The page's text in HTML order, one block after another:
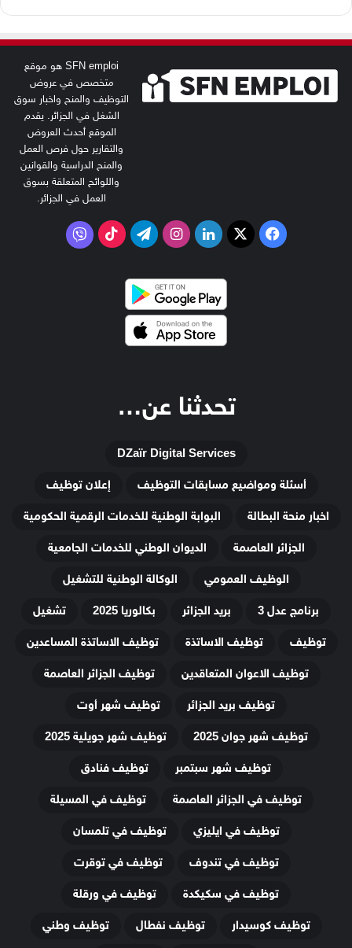
SFN emploi هو موقع
متخصص في عروض
التوظيف والمنح واخبار سوق
الشغل في الجزائر. يقدم
الموقع أحدث العروض
والتقارير حول فرص العمل
والمنح الدراسية والقوانين
واللوائح المتعلقة بسوق
العمل في الجزائر.
فيسبوك
‫X لينكدإنانستقرامتيلقرام‫TikTokفايبر
تحدثنا عن…
DZaïr Digital Services
أسئلة ومواضيع مسابقات التوظيف
إعلان توظيف
اخبار منحة البطالة
البوابة الوطنية للخدمات الرقمية الحكومية
الجزائر العاصمة
الديوان الوطني للخدمات الجامعية
الوظيف العمومي
الوكالة الوطنية للتشغيل
برنامج عدل 3
بريد الجزائر بكالوريا 2025
تشغيل
توظيف
توظيف الاساتذة
توظيف الاساتذة المساعدين
توظيف الاعوان المتعاقدين
توظيف الجزائر العاصمة
توظيف بريد الجزائر
توظيف شهر أوت
توظيف شهر جوان 2025
توظيف شهر جويلية 2025
توظيف شهر سبتمبر
توظيف فنادق
توظيف في الجزائر العاصمة
توظيف في المسيلة
توظيف في ايليزي
توظيف في تلمسان
توظيف في تندوف
توظيف في توقرت
توظيف في سكيكدة
توظيف في ورقلة
توظيف كوسيدار
توظيف نفطال
توظيف وطني